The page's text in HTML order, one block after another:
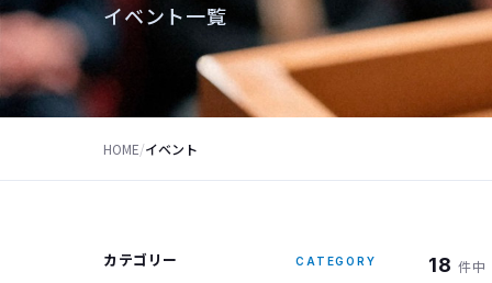
イベント一覧
HOME/イベント
カテゴリー CATEGORY 18 件中